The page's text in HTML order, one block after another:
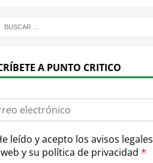
A PUNTO CRITICO
leído y acepto los avisos legales
y su política de privacidad *